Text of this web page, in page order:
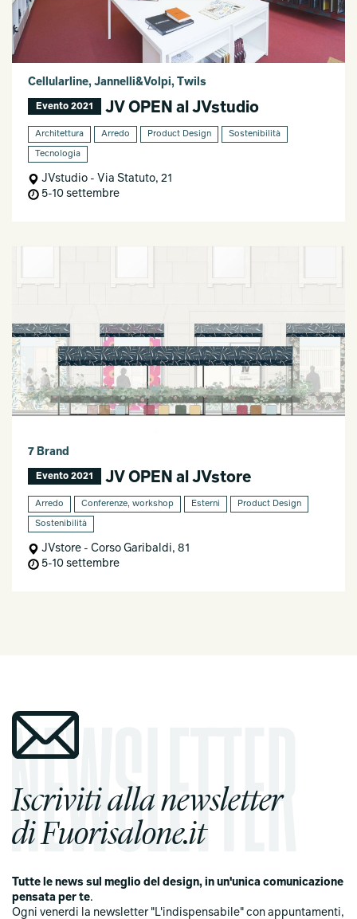
Cellularline, Jannelli&Volpi, Twils
Evento 2021 JV OPEN al JVstudio
Architettura Arredo Product Design Sostenibilità
Tecnologia
JVstudio - Via Statuto, 21
5-10 settembre
7 Brand
Evento 2021 JV OPEN al JVstore
Arredo Conferenze, workshop Esterni Product Design
Sostenibilità
JVstore - Corso Garibaldi, 81
5-10 settembre
Iscriviti alla newsletter
di Fuorisalone.it
Tutte le news sul meglio del design, in un'unica comunicazione
pensata per te.
Ogni venerdi la newsletter "L'indispensabile" con appuntamenti,